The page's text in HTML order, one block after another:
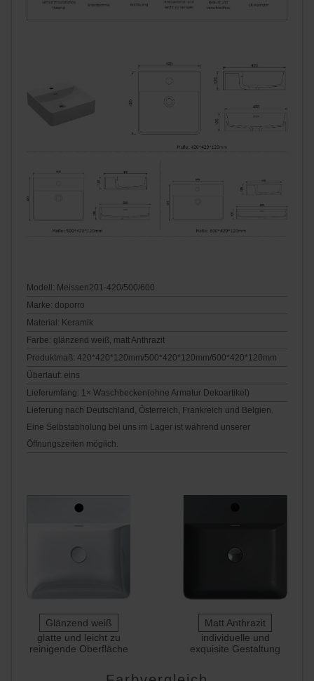
Modell: Meissen201-420/500/600
Marke: doporro
Material: Keramik
Farbe: glänzend weiß, matt Anthrazit
Produktmaß: 420*420*120mm/500*420*120mm/600*420*120mm
Überlauf: eins
Lieferumfang: 1× Waschbecken(ohne Armatur Dekoartikel)
Lieferung nach Deutschland, Österreich, Frankreich und Belgien.
Eine Selbstabholung bei uns im Lager ist während unserer
Öffnungszeiten möglich.
Glänzend weiß
glatte und leicht zu
reinigende Oberfläche
Matt Anthrazit
individuelle und
exquisite Gestaltung